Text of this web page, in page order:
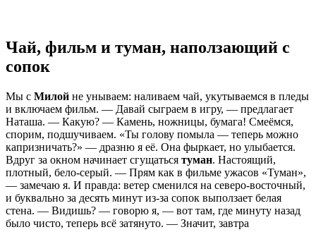
Чай, фильм и туман, наползающий с
сопок
Мы с Милой не унываем: наливаем чай, укутываемся в пледы
и включаем фильм. — Давай сыграем в игру, — предлагает
Наташа. — Какую? — Камень, ножницы, бумага! Смеёмся,
спорим, подшучиваем. «Ты голову помыла — теперь можно
капризничать?» — дразню я её. Она фыркает, но улыбается.
Вдруг за окном начинает сгущаться туман. Настоящий,
плотный, бело-серый. — Прям как в фильме ужасов «Туман»,
— замечаю я. И правда: ветер сменился на северо-восточный,
и буквально за десять минут из-за сопок выползает белая
стена. — Видишь? — говорю я, — вот там, где минуту назад
было чисто, теперь всё затянуто. — Значит, завтра